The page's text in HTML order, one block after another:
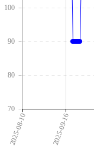
2025-08-10 2025-09-16
70
80
90
100